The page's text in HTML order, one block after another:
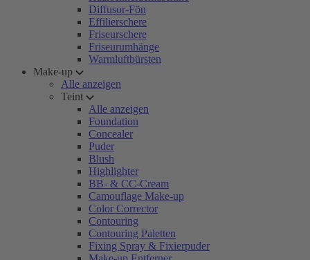
Diffusor-Fön
Effilierschere
Friseurschere
Friseurumhänge
Warmluftbürsten
Make-up
Alle anzeigen
Teint
Alle anzeigen
Foundation
Concealer
Puder
Blush
Highlighter
BB- & CC-Cream
Camouflage Make-up
Color Corrector
Contouring
Contouring Paletten
Fixing Spray & Fixierpuder